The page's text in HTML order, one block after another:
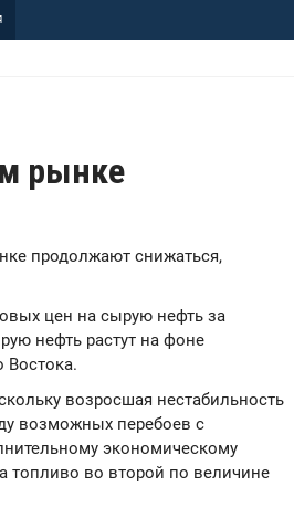
рынке
продолжают снижаться,
цен на сырую нефть за
нефть растут на фоне
Востока.
возросшая нестабильность
возможных перебоев с
экономическому
топливо во второй по величине